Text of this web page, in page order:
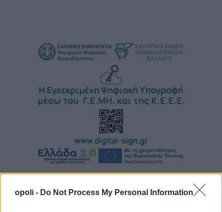
opoli - Do Not Process My Personal Information